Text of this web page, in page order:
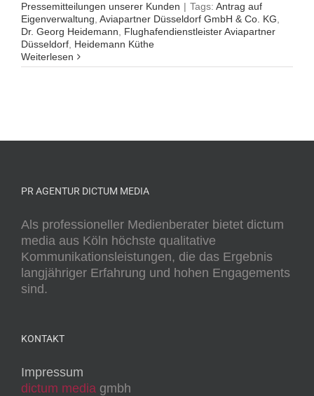
Pressemitteilungen unserer Kunden | Tags: Antrag auf
Eigenverwaltung Aviapartner Düsseldorf GmbH & Co. KG
Dr. Georg Heidemann
Flughafendienstleister Aviapartner
Düsseldorf Heidemann Küthe
Weiterlesen
PR AGENTUR DICTUM MEDIA
Als professioneller Medienberater bietet dictum
media aus Köln höchste qualitative
Kommunikationsleistungen, die das Ergebnis
langjähriger Erfahrung und hohen Engagements
sind.
KONTAKT
Impressum
dictum media gmbh